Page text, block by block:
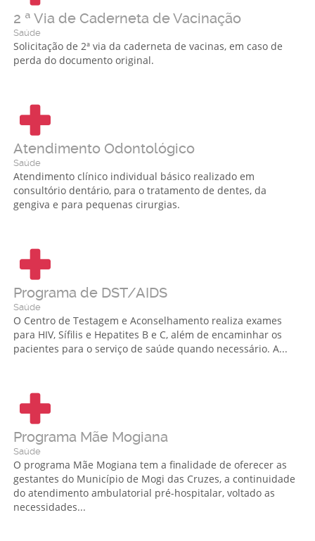
2 ª Via de Caderneta de Vacinação
Saúde
Solicitação de 2ª via da caderneta de vacinas, em caso de
perda do documento original.
Atendimento Odontológico
Saúde
Atendimento clínico individual básico realizado em
consultório dentário, para o tratamento de dentes, da
gengiva e para pequenas cirurgias.
Programa de DST/AIDS
Saúde
O Centro de Testagem e Aconselhamento realiza exames
para HIV, Sífilis e Hepatites B e C, além de encaminhar os
pacientes para o serviço de saúde quando necessário. A...
Programa Mãe Mogiana
Saúde
O programa Mãe Mogiana tem a finalidade de oferecer as
gestantes do Município de Mogi das Cruzes, a continuidade
do atendimento ambulatorial pré-hospitalar, voltado as
necessidades...